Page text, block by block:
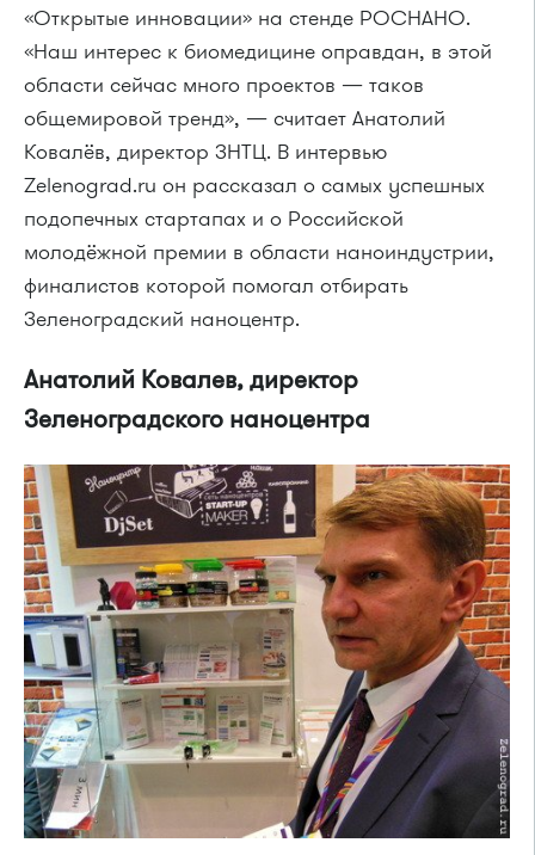
«Открытые инновации» на стенде РОСНАНО.
«Наш интерес к биомедицине оправдан, в этой
области сейчас много проектов — таков
общемировой тренд», — считает Анатолий
Ковалёв, директор ЗНТЦ. В интервью
Zelenograd.ru он рассказал о самых успешных
подопечных стартапах и о Российской
молодёжной премии в области наноиндустрии,
финалистов которой помогал отбирать
Зеленоградский наноцентр.
Анатолий Ковалев, директор
Зеленоградского наноцентра